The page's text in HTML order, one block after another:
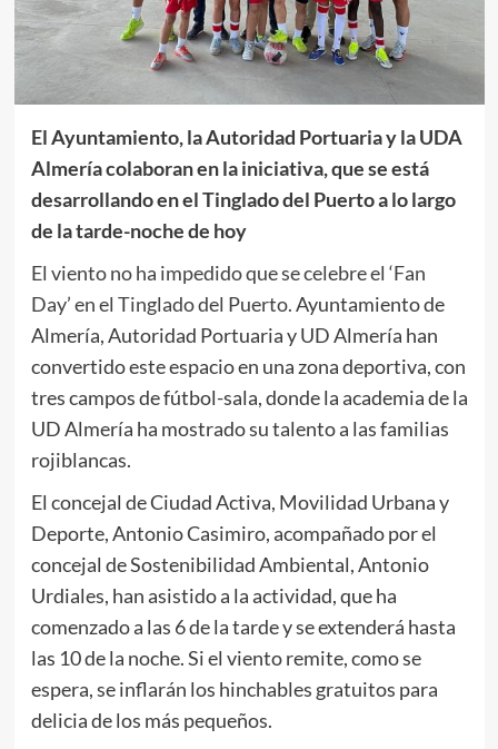
El Ayuntamiento, la Autoridad Portuaria y la UDA
Almería colaboran en la iniciativa, que se está
desarrollando en el Tinglado del Puerto a lo largo
de la tarde-noche de hoy
El viento no ha impedido que se celebre el ‘Fan
Day’ en el Tinglado del Puerto.Ayuntamiento de
Almería, Autoridad Portuaria y UD Almería han
convertido este espacio en una zona deportiva, con
tres campos de fútbol-sala, donde la academia de la
UD Almería ha mostrado su talento a las familias
rojiblancas.
El concejal de Ciudad Activa, Movilidad Urbana y
Deporte, Antonio Casimiro, acompañado por el
concejal de Sostenibilidad Ambiental, Antonio
Urdiales, han asistido a la actividad, que ha
comenzado a las 6 de la tarde y se extenderá hasta
las 10 de la noche. Si el viento remite, como se
espera, se inflarán los hinchables gratuitos para
delicia de los más pequeños.